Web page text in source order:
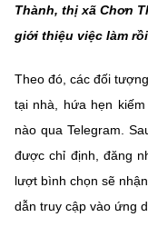
Thành, thị xã Chơn
giới thiệu việc làm
Theo đó, các đối
tại nhà, hứa hẹn
nào qua Telegram.
được chỉ định, đăng
lượt bình chọn sẽ
dẫn truy cập vào ứng